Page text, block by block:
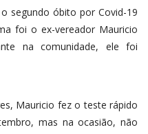
segundo óbito por Covid-19
foi o ex-vereador Mauricio
na comunidade, ele foi
Mauricio fez o teste rápido
mas na ocasião, não